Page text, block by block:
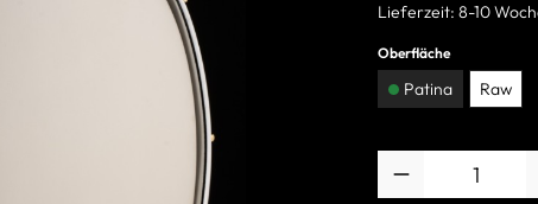
Lieferzeit: 8-10
Oberfläche
Patina Raw